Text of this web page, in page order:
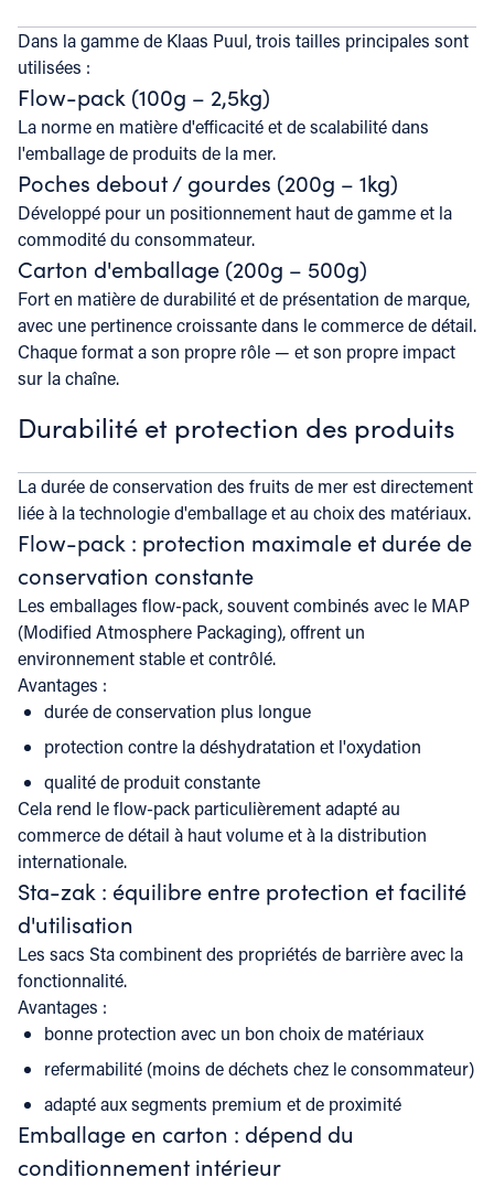
Dans la gamme de Klaas Puul, trois tailles principales sont
utilisées :
Flow-pack (100g – 2,5kg)
La norme en matière d'efficacité et de scalabilité dans
l'emballage de produits de la mer.
Poches debout / gourdes (200g – 1kg)
Développé pour un positionnement haut de gamme et la
commodité du consommateur.
Carton d'emballage (200g – 500g)
Fort en matière de durabilité et de présentation de marque,
avec une pertinence croissante dans le commerce de détail.
Chaque format a son propre rôle — et son propre impact
sur la chaîne.
Durabilité et protection des produits
La durée de conservation des fruits de mer est directement
liée à la technologie d'emballage et au choix des matériaux.
Flow-pack : protection maximale et durée de
conservation constante
Les emballages flow-pack, souvent combinés avec le MAP
(Modified Atmosphere Packaging), offrent un
environnement stable et contrôlé.
Avantages :
durée de conservation plus longue
protection contre la déshydratation et l'oxydation
qualité de produit constante
Cela rend le flow-pack particulièrement adapté au
commerce de détail à haut volume et à la distribution
internationale.
Sta-zak : équilibre entre protection et facilité
d'utilisation
Les sacs Sta combinent des propriétés de barrière avec la
fonctionnalité.
Avantages :
bonne protection avec un bon choix de matériaux
refermabilité (moins de déchets chez le consommateur)
adapté aux segments premium et de proximité
Emballage en carton : dépend du
conditionnement intérieur